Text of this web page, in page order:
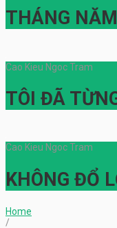
THÁNG
Cao Kieu Ngoc Tram
TÔI ĐÃ
Cao Kieu Ngoc Tram
KHÔNG ĐỔ
Home
/